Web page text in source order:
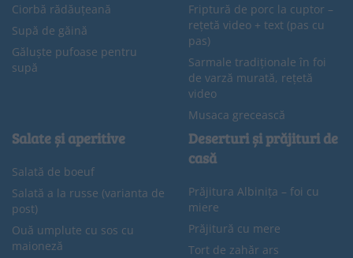
Ciorbă rădăuțeană
Supă de găină
Găluște pufoase pentru
supă
Friptură de porc la cuptor –
rețetă video + text (pas cu
pas)
Sarmale tradiționale în foi
de varză murată, rețetă
video
Musaca grecească
Salate și aperitive
Salată de boeuf
Salată a la russe (varianta de
post)
Ouă umplute cu sos cu
maioneză
Deserturi și prăjituri de
casă
Prăjitura Albinița – foi cu
miere
Prăjitură cu mere
Tort de zahăr ars